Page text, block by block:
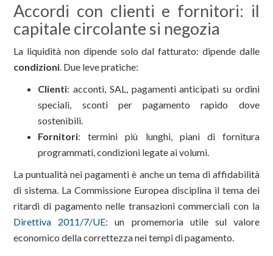
Accordi con clienti e fornitori: il
capitale circolante si negozia
La liquidità non dipende solo dal fatturato: dipende dalle
condizioni. Due leve pratiche:
Clienti: acconti, SAL, pagamenti anticipati su ordini
speciali, sconti per pagamento rapido dove
sostenibili.
Fornitori: termini più lunghi, piani di fornitura
programmati, condizioni legate ai volumi.
La puntualità nei pagamenti è anche un tema di affidabilità
di sistema. La Commissione Europea disciplina il tema dei
ritardi di pagamento nelle transazioni commerciali con la
Direttiva 2011/7/UE: un promemoria utile sul valore
economico della correttezza nei tempi di pagamento.